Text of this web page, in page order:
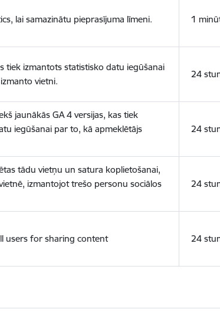
lai samazinātu pieprasījuma līmeni. 1
tiek izmantots statistisko datu iegūšanai
vietni.
24
jaunākās GA 4 versijas, kas tiek
iegūšanai par to, kā apmeklētājs
24
tādu vietņu un satura koplietošanai,
izmantojot trešo personu sociālos
24
users for sharing content 24